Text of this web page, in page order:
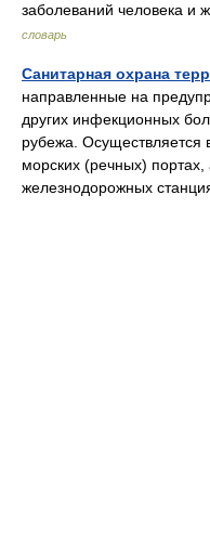
заболеваний человека и
словарь
Санитарная охрана
направленные на
других инфекционных
рубежа. Осуществляется
морских (речных)
железнодорожных